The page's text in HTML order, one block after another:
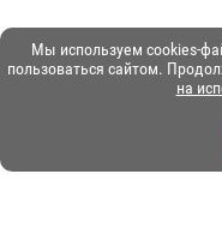
Мы используем cookies-
пользоваться сайтом.
на